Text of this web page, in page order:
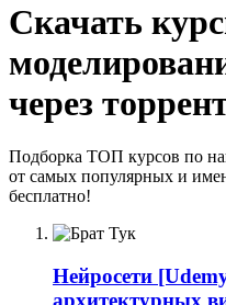
Скачать
через
Подборка ТОП курсов по
от самых популярных и
бесплатно!
Нейросети
архитектурных